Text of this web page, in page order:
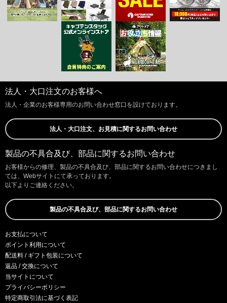
法人・大口注文のお客様へ
法人・企業のお客様専用のお問い合わせ窓口を設けております。
法人・大口注文、お見積に関するお問い合わせ
製品の不具合及び、部品に関するお問い合わせ
お客様からの修理、製品の不具合及び、部品に関するお問い合わせにつきまし
ては、Webサイトにて承っております。
以下よりご連絡ください。
製品の不具合及び、部品に関するお問い合わせ
お支払について
ポイント利用について
配送料 / ギフト包装について
返品 / 交換について
当サイトについて
プライバシーポリシー
特定商取引法に基づく表記